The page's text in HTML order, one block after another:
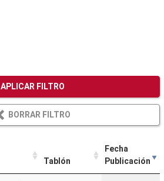
APLICAR FILTRO
BORRAR FILTRO
Tablón
Fecha
Publicación